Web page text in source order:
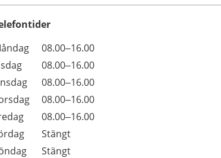
08.00–16.00
08.00–16.00
08.00–16.00
08.00–16.00
08.00–16.00
Stängt
Stängt